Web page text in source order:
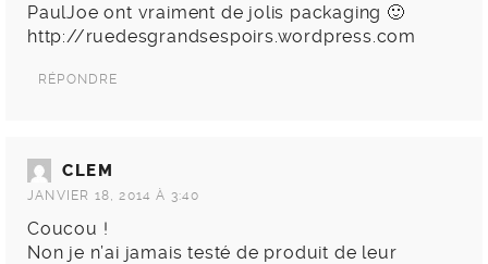
PaulJoe ont vraiment de jolis packaging 🙂
http://ruedesgrandsespoirs.wordpress.com
RÉPONDRE
CLEM
JANVIER 18, 2014 À 3:40
Coucou !
Non je n’ai jamais testé de produit de leur